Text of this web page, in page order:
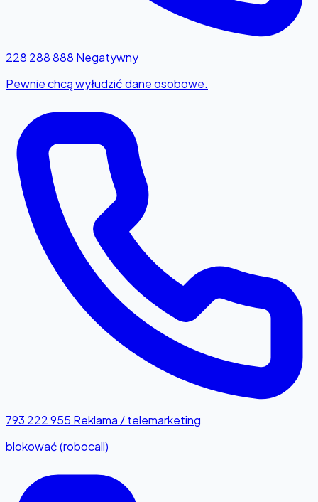
228 288 888 Negatywny
Pewnie chcą wyłudzić dane osobowe.
793 222 955 Reklama / telemarketing
blokować (robocall)